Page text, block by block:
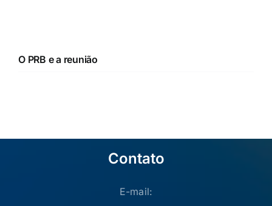
O PRB e a reunião
Contato
E-mail: